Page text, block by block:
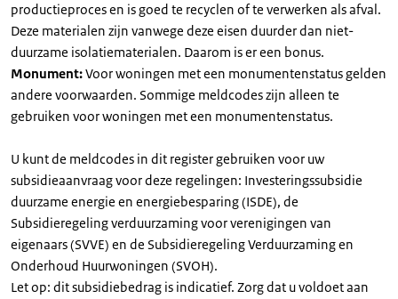
productieproces en is goed te recyclen of te verwerken als afval.
Deze materialen zijn vanwege deze eisen duurder dan niet-
duurzame isolatiematerialen. Daarom is er een bonus.
Monument:Voor woningen met een monumentenstatus gelden
andere voorwaarden. Sommige meldcodes zijn alleen te
gebruiken voor woningen met een monumentenstatus.
U kunt de meldcodes in dit register gebruiken voor uw
subsidieaanvraag voor deze regelingen: Investeringssubsidie
duurzame energie en energiebesparing (ISDE), de
Subsidieregeling verduurzaming voor verenigingen van
eigenaars (SVVE) en de Subsidieregeling Verduurzaming en
Onderhoud Huurwoningen (SVOH).
Let op: dit subsidiebedrag is indicatief. Zorg dat u voldoet aan